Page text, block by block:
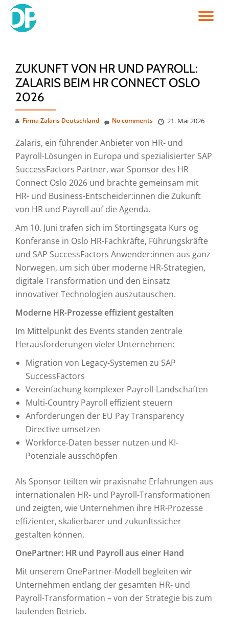
Skip
ZUKUNFT VON HR UND PAYROLL:
ZALARIS BEIM HR CONNECT OSLO
2026
Firma Zalaris Deutschland 21. Mai 2026
No comments
Zalaris, ein führender Anbieter von HR- und
Payroll-Lösungen in Europa und spezialisierter SAP
SuccessFactors Partner, war Sponsor des HR
Connect Oslo 2026 und brachte gemeinsam mit
HR- und Business-Entscheider:innen die Zukunft
von HR und Payroll auf die Agenda.
Am 10. Juni trafen sich im Stortingsgata Kurs og
Konferanse in Oslo HR-Fachkräfte, Führungskräfte
und SAP SuccessFactors Anwender:innen aus ganz
Norwegen, um sich über moderne HR-Strategien,
digitale Transformation und den Einsatz
innovativer Technologien auszutauschen.
Moderne HR-Prozesse effizient gestalten
Im Mittelpunkt des Events standen zentrale
Herausforderungen vieler Unternehmen:
Migration von Legacy-Systemen zu SAP
SuccessFactors
Vereinfachung komplexer Payroll-Landschaften
Multi-Country Payroll effizient steuern
Anforderungen der EU Pay Transparency
Directive umsetzen
Workforce-Daten besser nutzen und KI-
Potenziale ausschöpfen
Als Sponsor teilten wir praxisnahe Erfahrungen aus
internationalen HR- und Payroll-Transformationen
und zeigten, wie Unternehmen ihre HR-Prozesse
effizienter, skalierbarer und zukunftssicher
gestalten können.
OnePartner: HR und Payroll aus einer Hand
Mit unserem OnePartner-Modell begleiten wir
Unternehmen entlang der gesamten HR- und
Payroll-Transformation – von der Strategie bis zum
laufenden Betrieb.